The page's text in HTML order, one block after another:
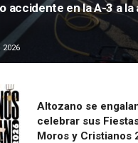
accidente en la A-3 a la
2026
Altozano se
celebrar sus
Moros y Cristianos